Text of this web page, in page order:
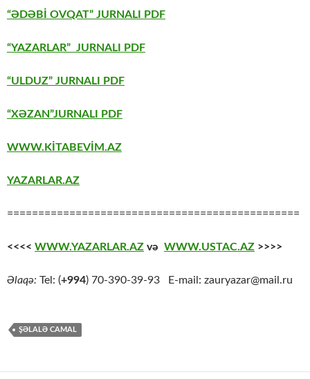
“ƏDƏBİ OVQAT” JURNALI PDF
“YAZARLAR” JURNALI PDF
“ULDUZ” JURNALI PDF
“XƏZAN”JURNALI PDF
WWW.KİTABEVİM.AZ
YAZARLAR.AZ
===============================================
<<<< WWW.YAZARLAR.AZ və WWW.USTAC.AZ >>>>
Əlaqə: Tel: (+994) 70-390-39-93 E-mail: zauryazar@mail.ru
ŞƏLALƏ CAMAL